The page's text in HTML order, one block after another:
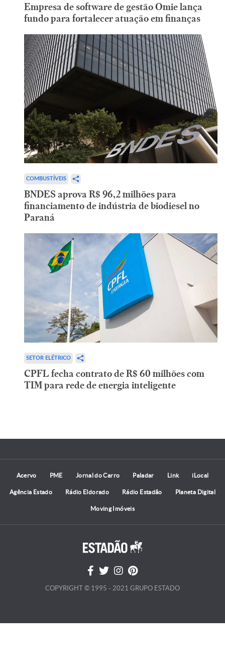
Empresa de software de gestão Omie lança
fundo para fortalecer atuação em finanças
COMBUSTÍVEIS
BNDES aprova R$ 96,2 milhões para
financiamento de indústria de biodiesel no
Paraná
SETOR ELÉTRICO
CPFL fecha contrato de R$ 60 milhões com
TIM para rede de energia inteligente
Acervo PME Jornal do Carro Paladar Link iLocal
Agência Estado Rádio Eldorado Rádio Estadão Planeta Digital
Moving Imóveis
COPYRIGHT © 1995 - 2021 GRUPO ESTADO